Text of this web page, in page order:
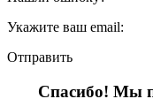
Укажите ваш email:
Отправить
Спасибо! Мы